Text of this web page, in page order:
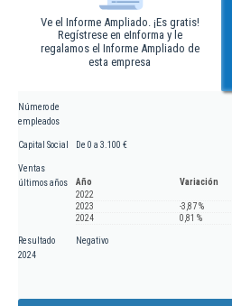
Ve el Informe Ampliado. ¡Es gratis!
Regístrese en eInforma y le
regalamos el Informe Ampliado de
esta empresa
Número de
empleados
Capital Social De 0 a 3.100 €
Ventas
últimos años
Año
Variación
2022
2023
-3,87 %
2024
0,81 %
Resultado
2024
Negativo